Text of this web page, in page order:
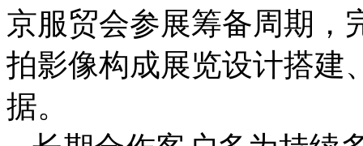
京服贸会参展筹备周期，
拍影像构成展览设计搭建
据。